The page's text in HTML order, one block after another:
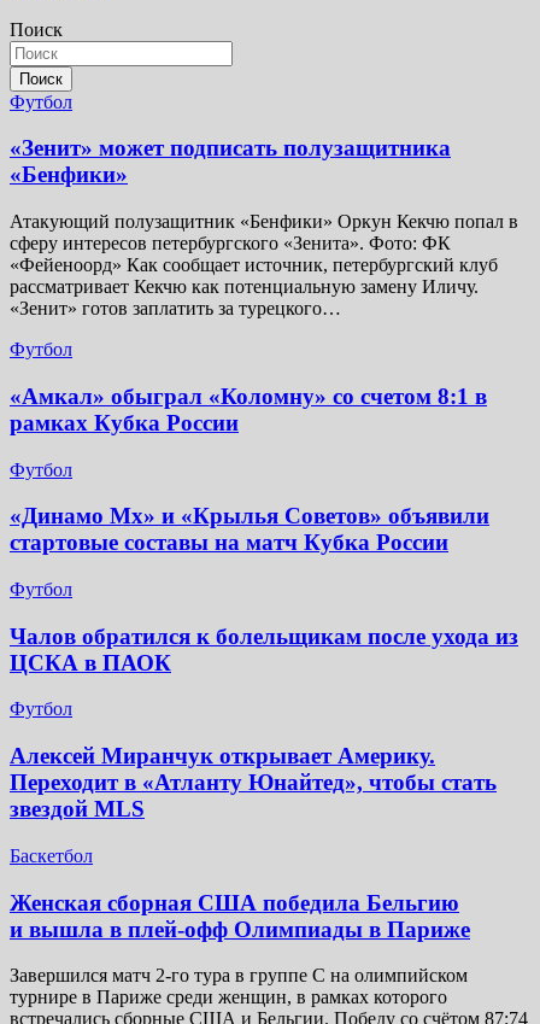
Поиск
Поиск
Футбол
«Зенит» может подписать полузащитника
«Бенфики»
Атакующий полузащитник «Бенфики» Оркун Кекчю попал в
сферу интересов петербургского «Зенита». Фото: ФК
«Фейеноорд» Как сообщает источник, петербургский клуб
рассматривает Кекчю как потенциальную замену Иличу.
«Зенит» готов заплатить за турецкого…
Футбол
«Амкал» обыграл «Коломну» со счетом 8:1 в
рамках Кубка России
Футбол
«Динамо Мх» и «Крылья Советов» объявили
стартовые составы на матч Кубка России
Футбол
Чалов обратился к болельщикам после ухода из
ЦСКА в ПАОК
Футбол
Алексей Миранчук открывает Америку.
Переходит в «Атланту Юнайтед», чтобы стать
звездой MLS
Баскетбол
Женская сборная США победила Бельгию
и вышла в плей-офф Олимпиады в Париже
Завершился матч 2-го тура в группе C на олимпийском
турнире в Париже среди женщин, в рамках которого
встречались сборные США и Бельгии. Победу со счётом 87:74